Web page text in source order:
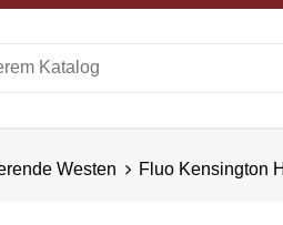
Westen Fluo Kensington